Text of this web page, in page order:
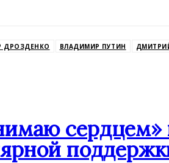
ДРОЗДЕНКО ВЛАДИМИР ПУТИН
сердцем»